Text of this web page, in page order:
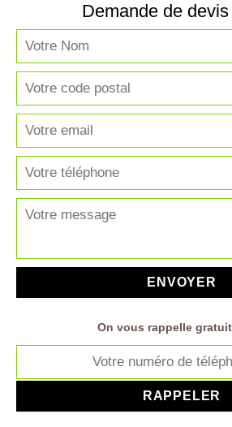
Demande de
On vous rappelle